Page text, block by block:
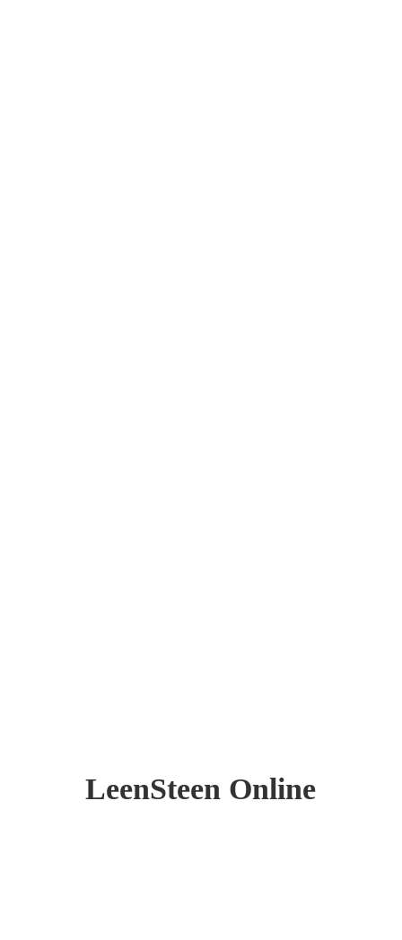
LeenSteen Online